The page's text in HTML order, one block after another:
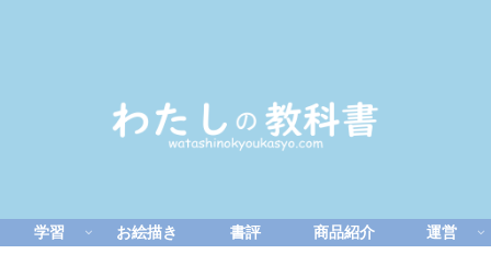
学習 お絵描き 書評 商品紹介 運営